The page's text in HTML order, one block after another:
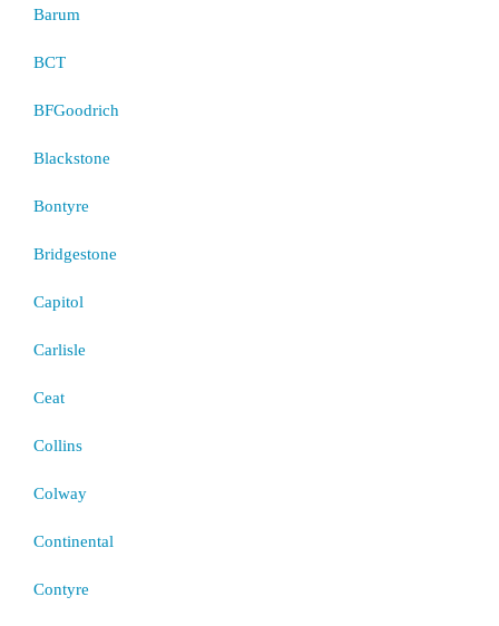
Barum
BCT
BFGoodrich
Blackstone
Bontyre
Bridgestone
Capitol
Carlisle
Ceat
Collins
Colway
Continental
Contyre